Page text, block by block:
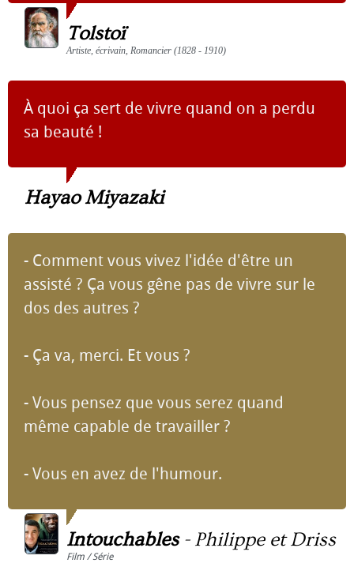
Tolstoï
Artiste, écrivain, Romancier (1828 - 1910)
À quoi ça sert de vivre quand on a perdu
sa beauté !
Hayao Miyazaki
- Comment vous vivez l'idée d'être un
assisté ? Ça vous gêne pas de vivre sur le
dos des autres ?
- Ça va, merci. Et vous ?
- Vous pensez que vous serez quand
même capable de travailler ?
- Vous en avez de l'humour.
Intouchables- Philippe et Driss
Film / Série